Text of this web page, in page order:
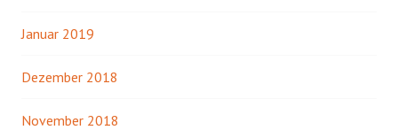
Januar 2019
Dezember 2018
November 2018